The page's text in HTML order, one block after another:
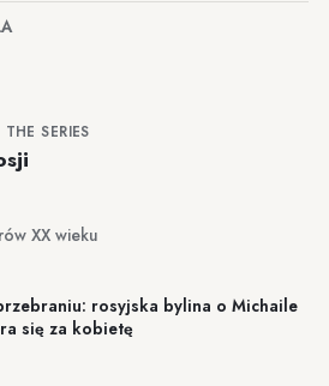
SERIES
XX wieku
rosyjska bylina o Michaile
się za kobietę